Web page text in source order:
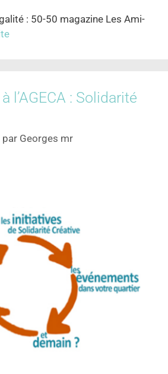
: 50-50 magazine Les Ami-
l’AGECA : Solidarité
par Georges mr